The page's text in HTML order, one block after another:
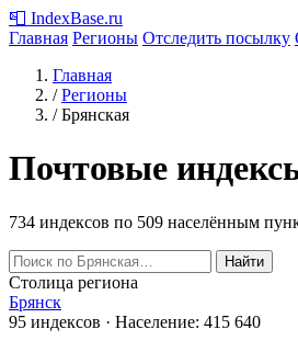
📮 IndexBase.ru
Главная Регионы Отследить посылку
Главная
/ Регионы
/ Брянская
Почтовые
734 индексов по 509 населённым
Найти
Столица региона
Брянск
95 индексов · Население: 415 640